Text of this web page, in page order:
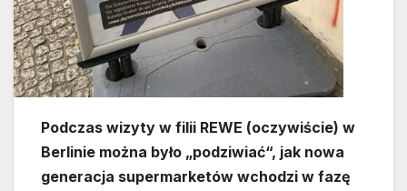
Podczas wizyty w filii REWE (oczywiście) w
Berlinie można było „podziwiać“, jak nowa
generacja supermarketów wchodzi w fazę